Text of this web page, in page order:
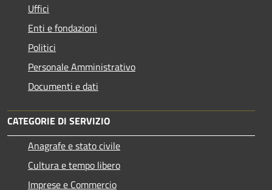
Uffici
Enti e fondazioni
Politici
Personale Amministrativo
Documenti e dati
CATEGORIE DI SERVIZIO
Anagrafe e stato civile
Cultura e tempo libero
Imprese e Commercio